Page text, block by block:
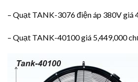
– Quạt TANK-3076 điện áp 380V giá
– Quạt TANK-40100 giá 5,449,000